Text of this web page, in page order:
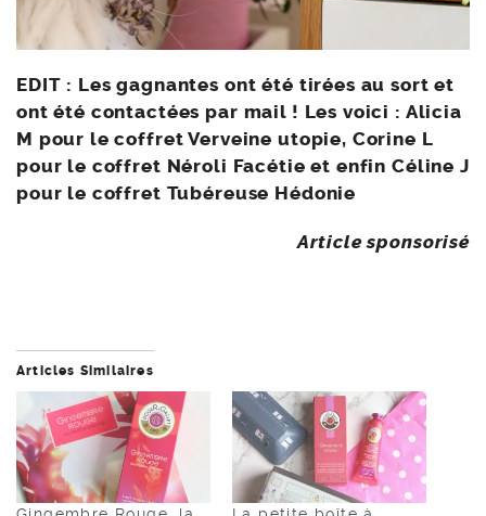
EDIT : Les gagnantes ont été tirées au sort et
ont été contactées par mail ! Les voici : Alicia
M pour le coffret Verveine utopie, Corine L
pour le coffret Néroli Facétie et enfin Céline J
pour le coffret Tubéreuse Hédonie
Article sponsorisé
Articles Similaires